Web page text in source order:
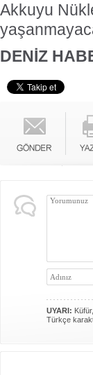
Akkuyu
DENİZ
UYARI:
Türkçe